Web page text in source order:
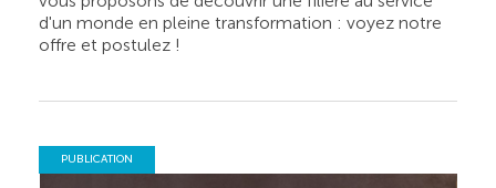
d'un monde en pleine transformation : voyez notre
offre et postulez !
PUBLICATION